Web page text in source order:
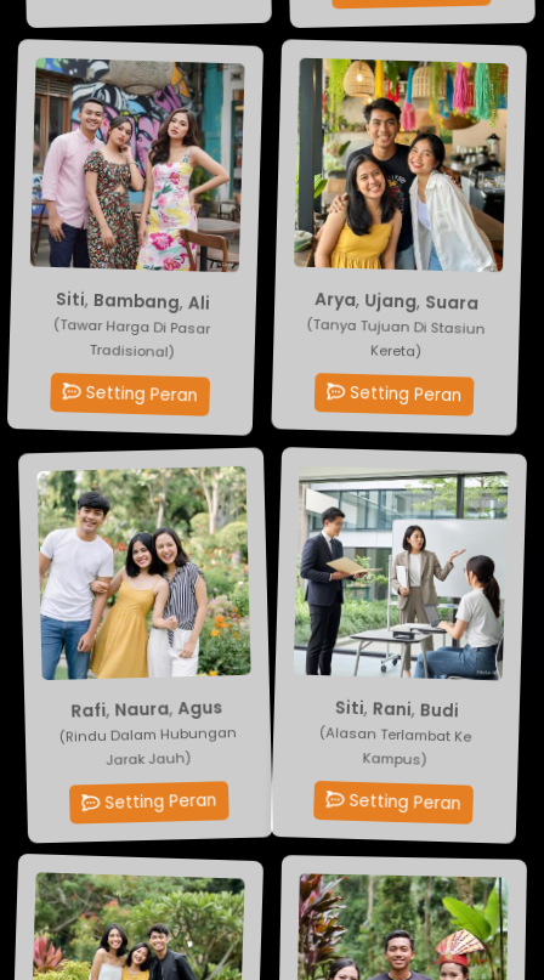
Siti, Bambang, Ali
(Tawar Harga Di Pasar
Tradisional)
Setting Peran
Arya,Ujang,Suara
(Tanya Tujuan Di Stasiun
Kereta)
Setting Peran
Rafi,Naura,Agus
(Rindu Dalam Hubungan
Jarak Jauh)
Setting Peran
Siti,Rani,Budi
(Alasan Terlambat Ke
Kampus)
Setting Peran